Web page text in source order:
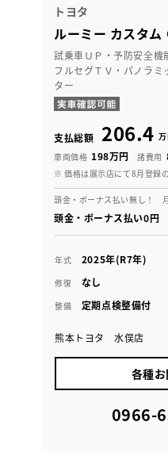
トヨタ
ルーミー カスタム
試乗車ＵＰ・予防安全機
フルセグＴＶ・パノラミ
ター
支払総額 206.4
車両価格 198万円 諸費用
※ 価格は展示店にて8月登録
頭金・ボーナス払い無し！
頭金・ボーナス払い0
年式 2025年(R7年)
修復 なし
整備 定期点検整備付
熊本トヨタ 水俣店
各種
0966-